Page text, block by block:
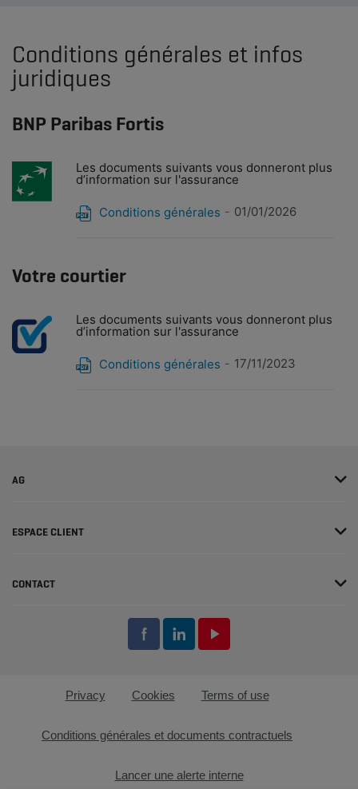
Conditions générales et infos
juridiques
BNP Paribas Fortis
Les documents suivants vous donneront plus
d’information sur l'assurance
Conditions générales 01/01/2026
Votre courtier
Les documents suivants vous donneront plus
d’information sur l'assurance
Conditions générales 17/11/2023
AG
ESPACE CLIENT
CONTACT
Privacy Cookies Terms of use
Conditions générales et documents contractuels
Lancer une alerte interne